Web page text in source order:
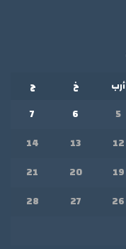
أرب خ
ج
5
6
7
12
13
14
19
20
21
26
27
28